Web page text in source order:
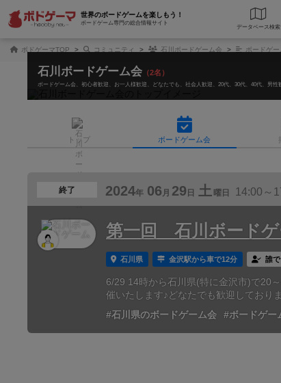
世界のボードゲームを楽しもう！
ボードゲーム専門の総合情報サイト
デー
ボドゲーマTOP コミュニティ 石川ボードゲーム会 ボードゲー
石川ボードゲーム会 （2名）
ボードゲーム会 初心者歓迎 お一人様歓迎 どなたでも 社会人歓迎 20代 30代 40代 男性
トップ ボードゲーム会
終了 2024年 06 月 29 日 土 曜日 14:00～
第一回 石川ボードゲ
石川県 金沢駅から車で12分 誰
6/29 14時から石川県(特に金沢市)で20
催いたします♪どなたでも歓迎しており
#石川県のボードゲーム会
#ボードゲー